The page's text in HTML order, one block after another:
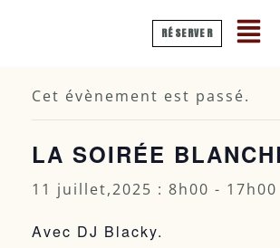
RÉSERVER
« Tous les Évènements
Cet évènement est passé.
LA SOIRÉE
11 juillet,2025 : 8h00 - 17h00
Avec DJ Blacky.